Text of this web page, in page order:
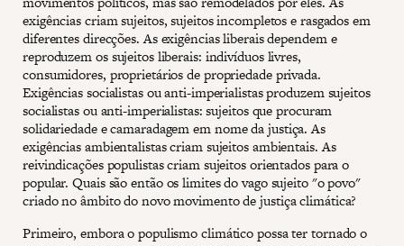
exigências criam sujeitos, sujeitos incompletos e rasgados em
diferentes direcções. As exigências liberais dependem e
reproduzem os sujeitos liberais: indivíduos livres,
consumidores, proprietários de propriedade privada.
Exigências socialistas ou anti-imperialistas produzem sujeitos
socialistas ou anti-imperialistas: sujeitos que procuram
solidariedade e camaradagem em nome da justiça. As
exigências ambientalistas criam sujeitos ambientais. As
reivindicações populistas criam sujeitos orientados para o
popular. Quais são então os limites do vago sujeito "o povo"
criado no âmbito do novo movimento de justiça climática?
Primeiro, embora o populismo climático possa ter tornado o